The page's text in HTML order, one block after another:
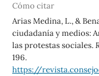
Cómo citar
Arias Medina, L., &
ciudadanía y medios:
las protestas sociales.
196.
https://